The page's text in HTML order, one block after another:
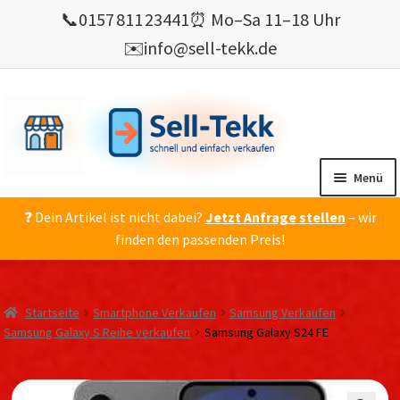
📞0157 811 23441⏰ Mo–Sa 11–18 Uhr
✉️info@sell-tekk.de
springen
springen
Menü
Mein Konto
Gebrauchte Elektronik verkaufen
Wie’s geht ?
❓ Dein Artikel ist nicht dabei? Jetzt Anfrage stellen – wir
finden den passenden Preis!
Startseite Smartphone Verkaufen
Samsung Verkaufen
Samsung Galaxy S Reihe verkaufen
Samsung Galaxy S24 FE